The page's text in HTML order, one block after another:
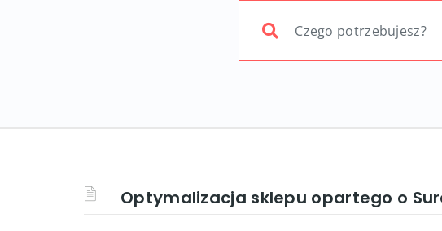
Optymalizacja sklepu opartego o